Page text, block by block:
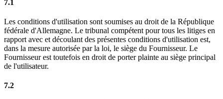
7.1
Les conditions d'utilisation sont soumises au droit de la République
fédérale d'Allemagne. Le tribunal compétent pour tous les litiges en
rapport avec et découlant des présentes conditions d'utilisation est,
dans la mesure autorisée par la loi, le siège du Fournisseur. Le
Fournisseur est toutefois en droit de porter plainte au siège principal
de l'utilisateur.
7.2